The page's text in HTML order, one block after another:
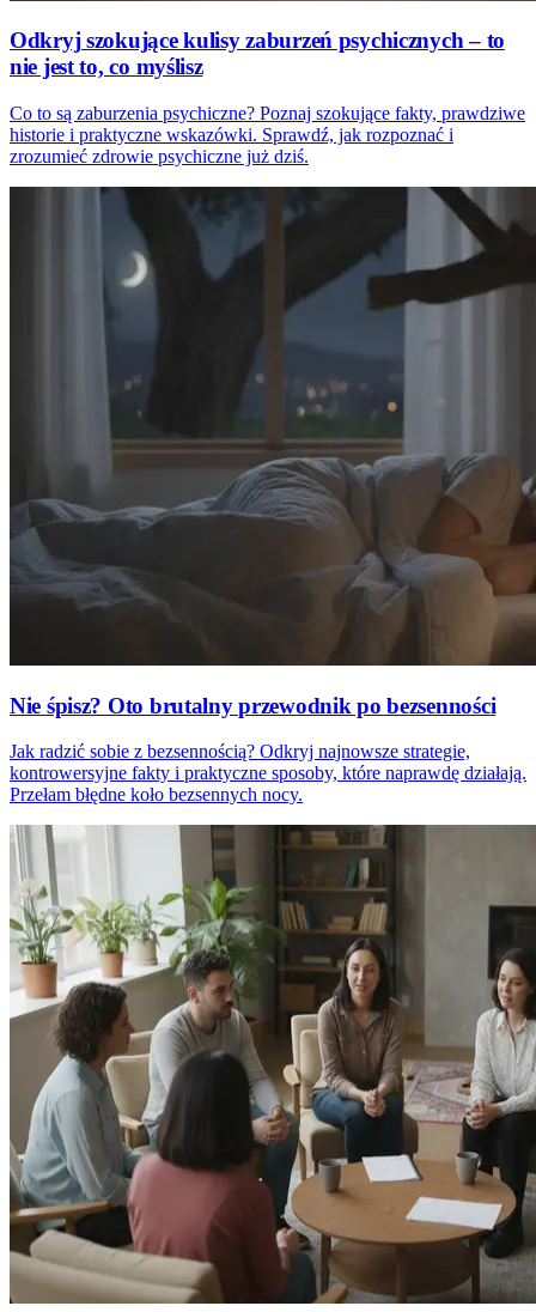
Odkryj szokujące kulisy zaburzeń psychicznych – to
nie jest to, co myślisz
Co to są zaburzenia psychiczne? Poznaj szokujące fakty, prawdziwe
historie i praktyczne wskazówki. Sprawdź, jak rozpoznać i
zrozumieć zdrowie psychiczne już dziś.
Nie śpisz? Oto brutalny przewodnik po bezsenności
Jak radzić sobie z bezsennością? Odkryj najnowsze strategie,
kontrowersyjne fakty i praktyczne sposoby, które naprawdę działają.
Przełam błędne koło bezsennych nocy.